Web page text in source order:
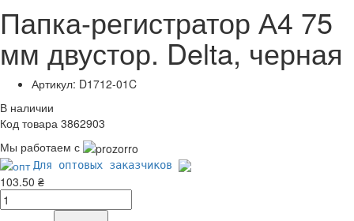
Папка-регистратор А4 75
мм двустор. Delta, черная
Артикул: D1712-01C
В наличии
Код товара 3862903
Мы работаем с
Для оптовых заказчиков
103.50 ₴